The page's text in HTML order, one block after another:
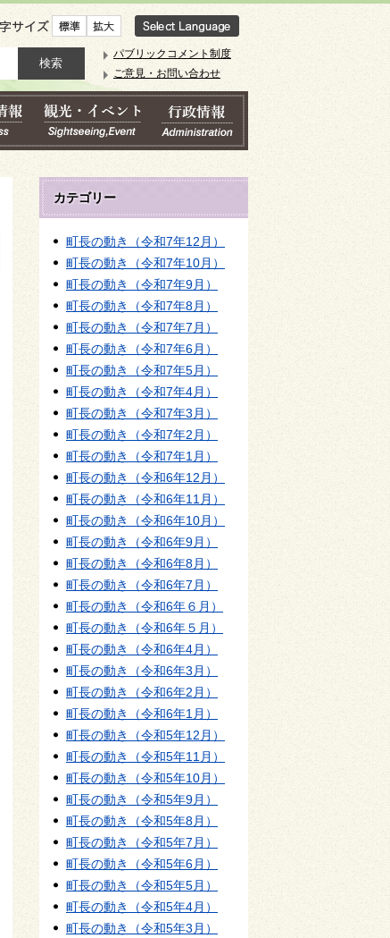
文字サイズ
パブリックコメント制度
ご意見・お問い合わせ
カテゴリー
町長の動き（令和7年12月）
町長の動き（令和7年10月）
町長の動き（令和7年9月）
町長の動き（令和7年8月）
町長の動き（令和7年7月）
町長の動き（令和7年6月）
町長の動き（令和7年5月）
町長の動き（令和7年4月）
町長の動き（令和7年3月）
町長の動き（令和7年2月）
町長の動き（令和7年1月）
町長の動き（令和6年12月）
町長の動き（令和6年11月）
町長の動き（令和6年10月）
町長の動き（令和6年9月）
町長の動き（令和6年8月）
町長の動き（令和6年7月）
町長の動き（令和6年６月）
町長の動き（令和6年５月）
町長の動き（令和6年4月）
町長の動き（令和6年3月）
町長の動き（令和6年2月）
町長の動き（令和6年1月）
町長の動き（令和5年12月）
町長の動き（令和5年11月）
町長の動き（令和5年10月）
町長の動き（令和5年9月）
町長の動き（令和5年8月）
町長の動き（令和5年7月）
町長の動き（令和5年6月）
町長の動き（令和5年5月）
町長の動き（令和5年4月）
町長の動き（令和5年3月）